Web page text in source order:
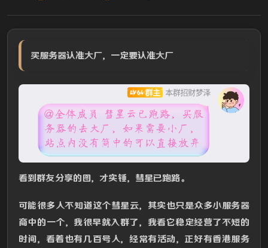
买服务器认准大厂，一定要认准大厂
看到群友分享的图，才实锤，彗星已跑路。
可能很多人不知道这个彗星云，其实也只是众多小服务器
商中的一个，我很早就入群了，我看它稳定经营了不短的
时间，看着也有几百号人，经常有活动，正好有香港服务